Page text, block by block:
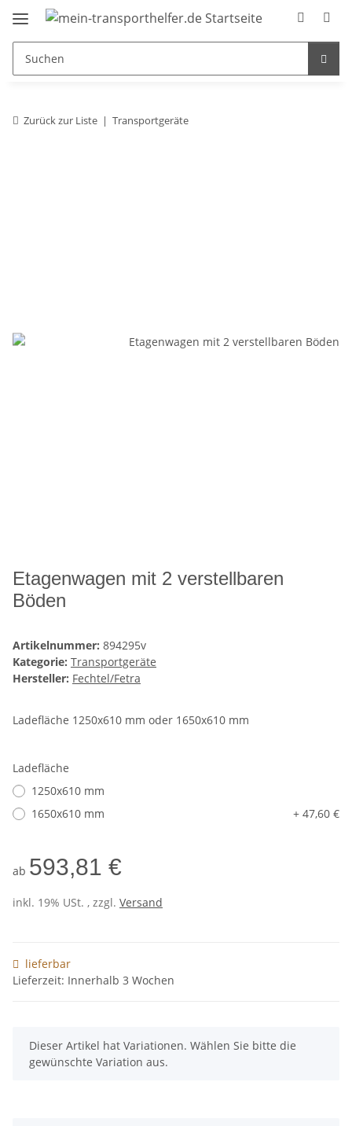
Zurück zur Liste Transportgeräte
Etagenwagen mit 2 verstellbaren
Böden
Artikelnummer: 894295v
Kategorie: Transportgeräte
Hersteller: Fechtel/Fetra
Ladefläche 1250x610 mm oder 1650x610 mm
Ladefläche
1250x610 mm
1650x610 mm
+ 47,60 €
ab 593,81 €
inkl. 19% USt. , zzgl. Versand
lieferbar
Lieferzeit: Innerhalb 3 Wochen
x
Dieser Artikel hat Variationen. Wählen Sie bitte die
gewünschte Variation aus.